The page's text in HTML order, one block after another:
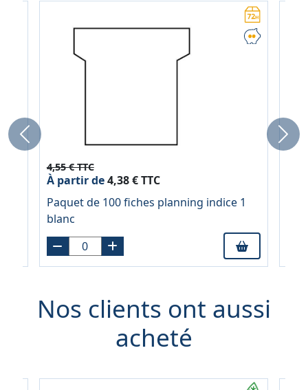
4,55 € TTC
À partir de4,38 € TTC
Paquet de 100 fiches planning indice 1
blanc
Previous Next
Nos clients ont aussi
acheté